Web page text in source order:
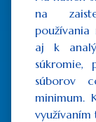
na
používania
aj k
súkromie,
súborov
minimum.
využívaním